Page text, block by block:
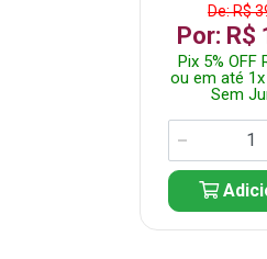
De: R$
Por: R$
Pix 5% OFF
ou em até 1x
Sem